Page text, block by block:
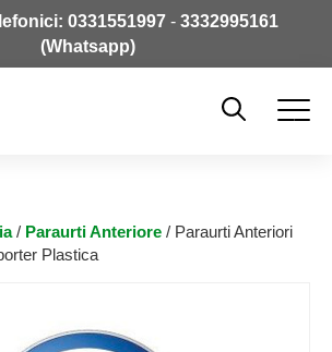
0331551997- 3332995161
(Whatsapp)
/ Paraurti Anteriore / Paraurti Anteriori
Plastica